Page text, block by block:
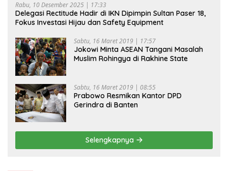
Rabu, 10 Desember 2025 | 17:33
Delegasi Rectitude Hadir di IKN Dipimpin Sultan Paser 18,
Fokus Investasi Hijau dan Safety Equipment
Sabtu, 16 Maret 2019 | 17:57
Jokowi Minta ASEAN Tangani Masalah
Muslim Rohingya di Rakhine State
Sabtu, 16 Maret 2019 | 08:55
Prabowo Resmikan Kantor DPD
Gerindra di Banten
Selengkapnya